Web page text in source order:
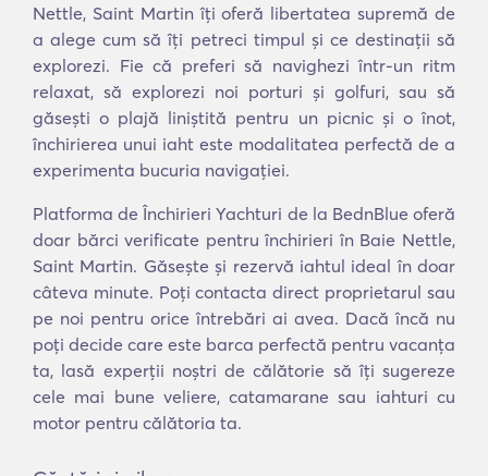
Nettle, Saint Martin îți oferă libertatea supremă de
a alege cum să îți petreci timpul și ce destinații să
explorezi. Fie că preferi să navighezi într-un ritm
relaxat, să explorezi noi porturi și golfuri, sau să
găsești o plajă liniștită pentru un picnic și o înot,
închirierea unui iaht este modalitatea perfectă de a
experimenta bucuria navigației.
Platforma de Închirieri Yachturi de la BednBlue oferă
doar bărci verificate pentru închirieri în Baie Nettle,
Saint Martin. Găsește și rezervă iahtul ideal în doar
câteva minute. Poți contacta direct proprietarul sau
pe noi pentru orice întrebări ai avea. Dacă încă nu
poți decide care este barca perfectă pentru vacanța
ta, lasă experții noștri de călătorie să îți sugereze
cele mai bune veliere, catamarane sau iahturi cu
motor pentru călătoria ta.